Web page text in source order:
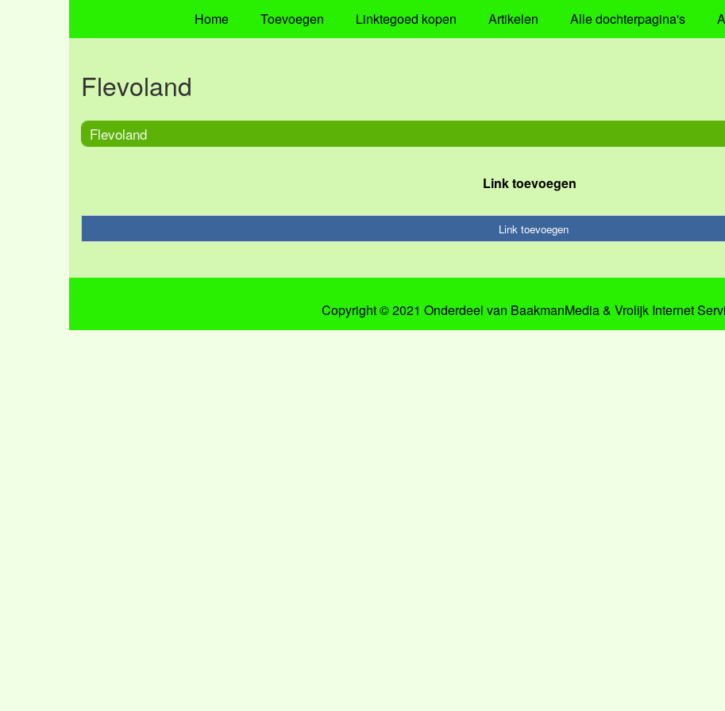
Home Toevoegen Linktegoed kopen Artikelen Alle dochterpagina's
Flevoland
Flevoland
Link toevoegen
Link toevoegen
Copyright © 2021 Onderdeel van BaakmanMedia& Vrolijk Internet